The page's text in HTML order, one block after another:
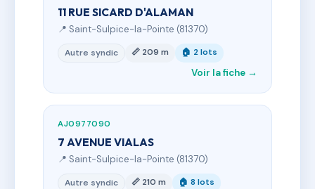
11 RUE SICARD D'ALAMAN
📍 Saint-Sulpice-la-Pointe (81370)
Autre syndic 📏 209 m 🏠 2 lots
Voir la fiche →
AJ0977090
7 AVENUE VIALAS
📍 Saint-Sulpice-la-Pointe (81370)
Autre syndic 📏 210 m 🏠 8 lots